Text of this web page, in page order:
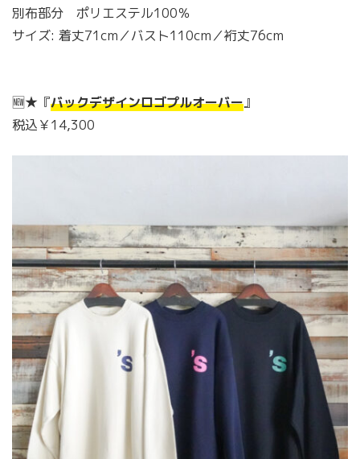
別布部分 ポリエステル100％
サイズ: 着丈71cm／バスト110cm／裄丈76cm
🆕★『バックデザインロゴプルオーバー』
税込￥14,300